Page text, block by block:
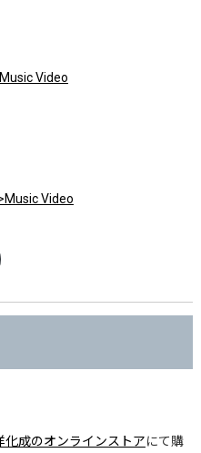
Video
Video
化成のオンラインストアにて購